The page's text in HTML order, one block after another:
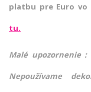
platbu pre Euro vo
tu.
Malé upozornenie
Nepoužívame